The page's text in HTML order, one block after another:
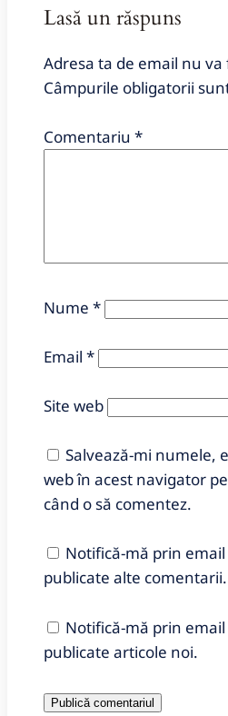
Lasă un răspuns
Adresa ta de email nu va
Câmpurile obligatorii
Comentariu *
Nume *
Email *
Site web
Salvează-mi numele,
web în acest navigator
când o să comentez.
Notifică-mă prin
publicate alte comentarii.
Notifică-mă prin
publicate articole noi.